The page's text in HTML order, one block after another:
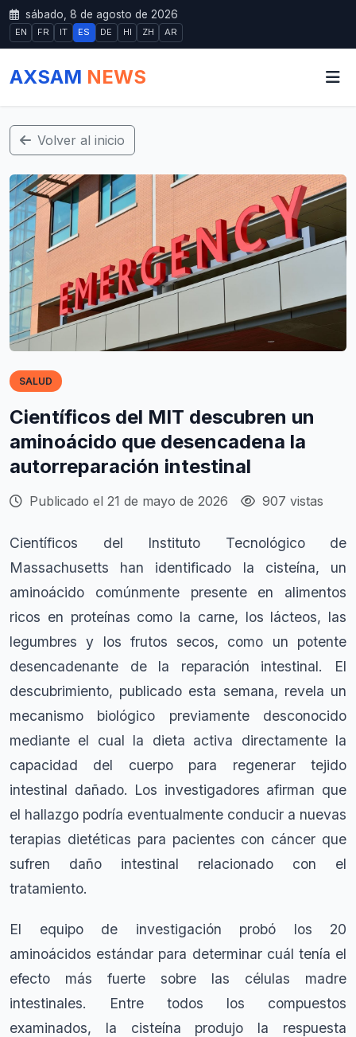
sábado, 8 de agosto de 2026
EN FR IT ES DE HI ZH AR
AXSAM NEWS
Volver al inicio
SALUD
Científicos del MIT descubren un
aminoácido que desencadena la
autorreparación intestinal
Publicado el 21 de mayo de 2026 907 vistas
Científicos del Instituto Tecnológico de
Massachusetts han identificado la cisteína, un
aminoácido comúnmente presente en alimentos
ricos en proteínas como la carne, los lácteos, las
legumbres y los frutos secos, como un potente
desencadenante de la reparación intestinal. El
descubrimiento, publicado esta semana, revela un
mecanismo biológico previamente desconocido
mediante el cual la dieta activa directamente la
capacidad del cuerpo para regenerar tejido
intestinal dañado. Los investigadores afirman que
el hallazgo podría eventualmente conducir a nuevas
terapias dietéticas para pacientes con cáncer que
sufren daño intestinal relacionado con el
tratamiento.
El equipo de investigación probó los 20
aminoácidos estándar para determinar cuál tenía el
efecto más fuerte sobre las células madre
intestinales. Entre todos los compuestos
examinados, la cisteína produjo la respuesta